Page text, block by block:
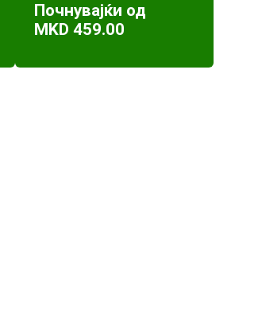
Почнувајќи од
MKD 459.00